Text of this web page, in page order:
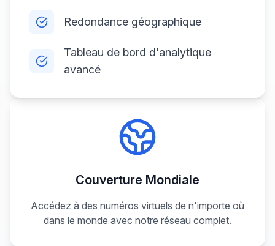
Redondance géographique
Tableau de bord d'analytique
avancé
Couverture Mondiale
Accédez à des numéros virtuels de n'importe où
dans le monde avec notre réseau complet.